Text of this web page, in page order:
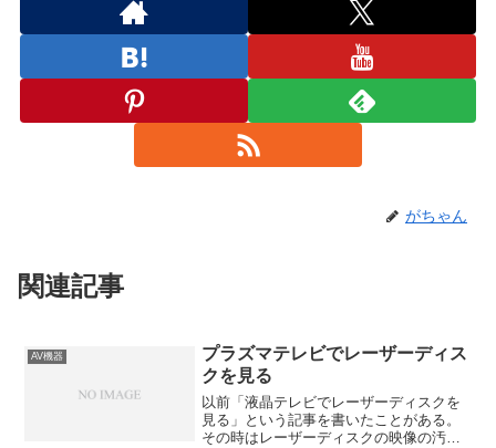
がちゃん
関連記事
AV機器
プラズマテレビでレーザーディス
クを見る
以前「液晶テレビでレーザーディスクを
見る」という記事を書いたことがある。
その時はレーザーディスクの映像の汚さ